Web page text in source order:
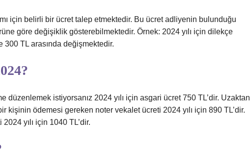
için belirli bir ücret talep etmektedir. Bu ücret adliyenin bulunduğu
göre değişiklik gösterebilmektedir. Örnek: 2024 yılı için dilekçe
300 TL arasında değişmektedir.
düzenlemek istiyorsanız 2024 yılı için asgari ücret 750 TL’dir. Uzaktan
kişinin ödemesi gereken noter vekalet ücreti 2024 yılı için 890 TL’dir.
2024 yılı için 1040 TL’dir.